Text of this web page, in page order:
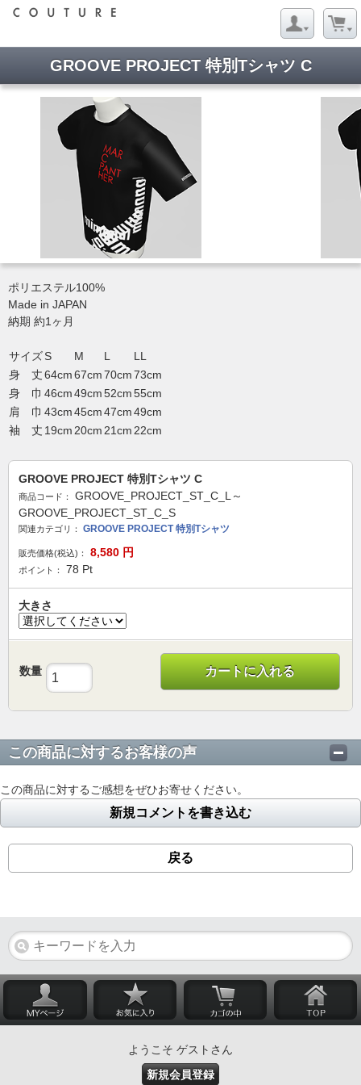
GROOVE PROJECT 特別Tシャツ C
ポリエステル100%
Made in JAPAN
納期 約1ヶ月
サイズS M L
LL
身 丈64cm67cm70cm73cm
身 巾 46cm49cm52cm55cm
肩 巾 43cm45cm47cm49cm
袖 丈 19cm 20cm 21cm 22cm
GROOVE PROJECT 特別Tシャツ C
商品コード：
GROOVE_PROJECT_ST_C_L～
GROOVE_PROJECT_ST_C_S
関連カテゴリ： GROOVE PROJECT 特別Tシャツ
販売価格(税込)： 8,580 円
ポイント： 78 Pt
大きさ
数量 カートに入れる
この商品に対するお客様の声
この商品に対するご感想をぜひお寄せください。
新規コメントを書き込む
戻る
ようこそ ゲストさん
新規会員登録